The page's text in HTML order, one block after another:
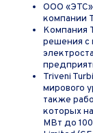
ООО «ЭТС»
компании
Компания
решения с
Triveni
мирового
также
которых
МВт до